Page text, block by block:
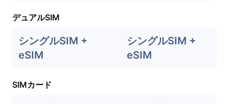
デュアルSIM
シングルSIM +
eSIM
シングルSIM +
eSIM
SIMカード